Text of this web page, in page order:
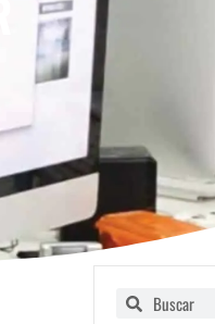
Pesquisar
Pesquisar